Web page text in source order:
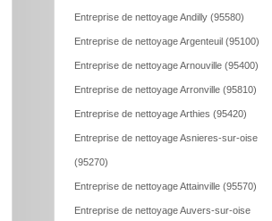
Entreprise de nettoyage Andilly (95580)
Entreprise de nettoyage Argenteuil (95100)
Entreprise de nettoyage Arnouville (95400)
Entreprise de nettoyage Arronville (95810)
Entreprise de nettoyage Arthies (95420)
Entreprise de nettoyage Asnieres-sur-oise
(95270)
Entreprise de nettoyage Attainville (95570)
Entreprise de nettoyage Auvers-sur-oise